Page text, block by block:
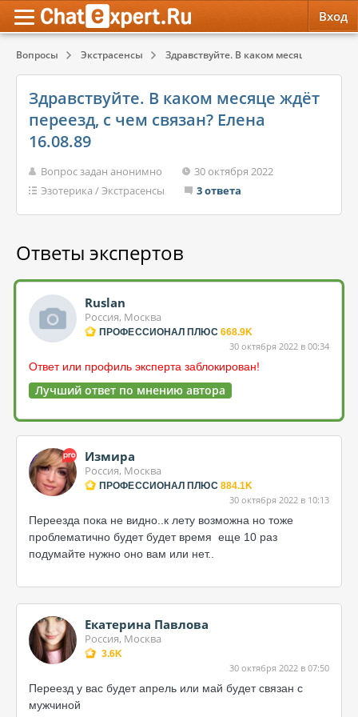
Вход
Вопросы Экстрасенсы Здравствуйте. В каком месяце ждёт
Здравствуйте. В каком месяце ждёт
переезд, с чем связан? Елена
16.08.89
Вопрос задан анонимно
30 октября 2022
Эзотерика /Экстрасенсы 3 ответа
Ответы экспертов
Ruslan
Россия, Москва
ПРОФЕССИОНАЛ ПЛЮС 668.9K
30 октября 2022 в 00:34
Ответ или профиль эксперта заблокирован!
Лучший ответ по мнению автора
Измира
Россия, Москва
ПРОФЕССИОНАЛ ПЛЮС 884.1K
30 октября 2022 в 10:13
Переезда пока не видно..к лету возможна но тоже
проблематично будет будет время еще 10 раз
подумайте нужно оно вам или нет..
Екатерина Павлова
Россия, Москва
3.6K
30 октября 2022 в 07:50
Переезд у вас будет апрель или май будет связан с
мужчиной
Психология
Эзотерика
Красота, Здоровье
Психология
Эзотерика
Красота, Здоровье
Обратная связь
Служба поддержки
Правила сервиса